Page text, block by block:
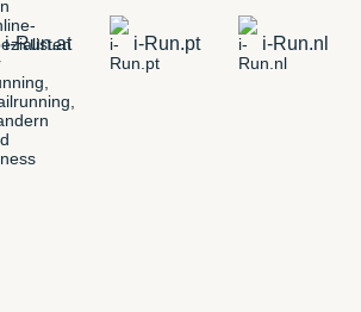
i-Run.at i-Run.pt i-Run.nl